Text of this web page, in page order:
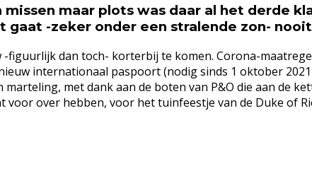
maar plots was daar al het derde
-zeker onder een stralende zon-
figuurlijk dan toch- korterbij te komen. Corona-
internationaal paspoort (nodig sinds 1 oktober
met dank aan de boten van P&O die aan de
voor over hebben, voor het tuinfeestje van de Duke of